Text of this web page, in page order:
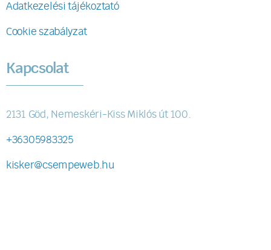
Adatkezelési tájékoztató
Cookie szabályzat
Kapcsolat
2131 Göd, Nemeskéri-Kiss Miklós út 100.
+36305983325
kisker@csempeweb.hu